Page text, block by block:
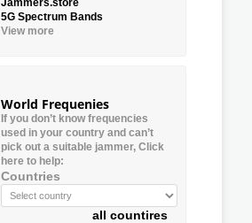
Jammers.store
5G Spectrum Bands
View more
World Frequenies
If you don’t know frequencies
used in your country and can’t
pick out a suitable jammer, Click
here to help:
Countries
all countires